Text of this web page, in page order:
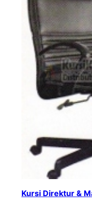
Kursi Direktur &